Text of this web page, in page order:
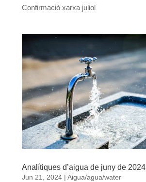
Confirmació xarxa juliol
Analítiques d’aigua de juny de 2024
Jun 21, 2024| Aigua/agua/water